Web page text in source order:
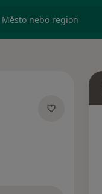
Město nebo region